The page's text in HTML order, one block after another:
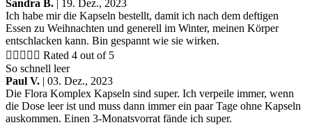
Sandra B. | 19. Dez., 2023
Ich habe mir die Kapseln bestellt, damit ich nach dem deftigen
Essen zu Weihnachten und generell im Winter, meinen Körper
entschlacken kann. Bin gespannt wie sie wirken.
     Rated 4 out of 5
So schnell leer
Paul V. | 03. Dez., 2023
Die Flora Komplex Kapseln sind super. Ich verpeile immer, wenn
die Dose leer ist und muss dann immer ein paar Tage ohne Kapseln
auskommen. Einen 3-Monatsvorrat fände ich super.